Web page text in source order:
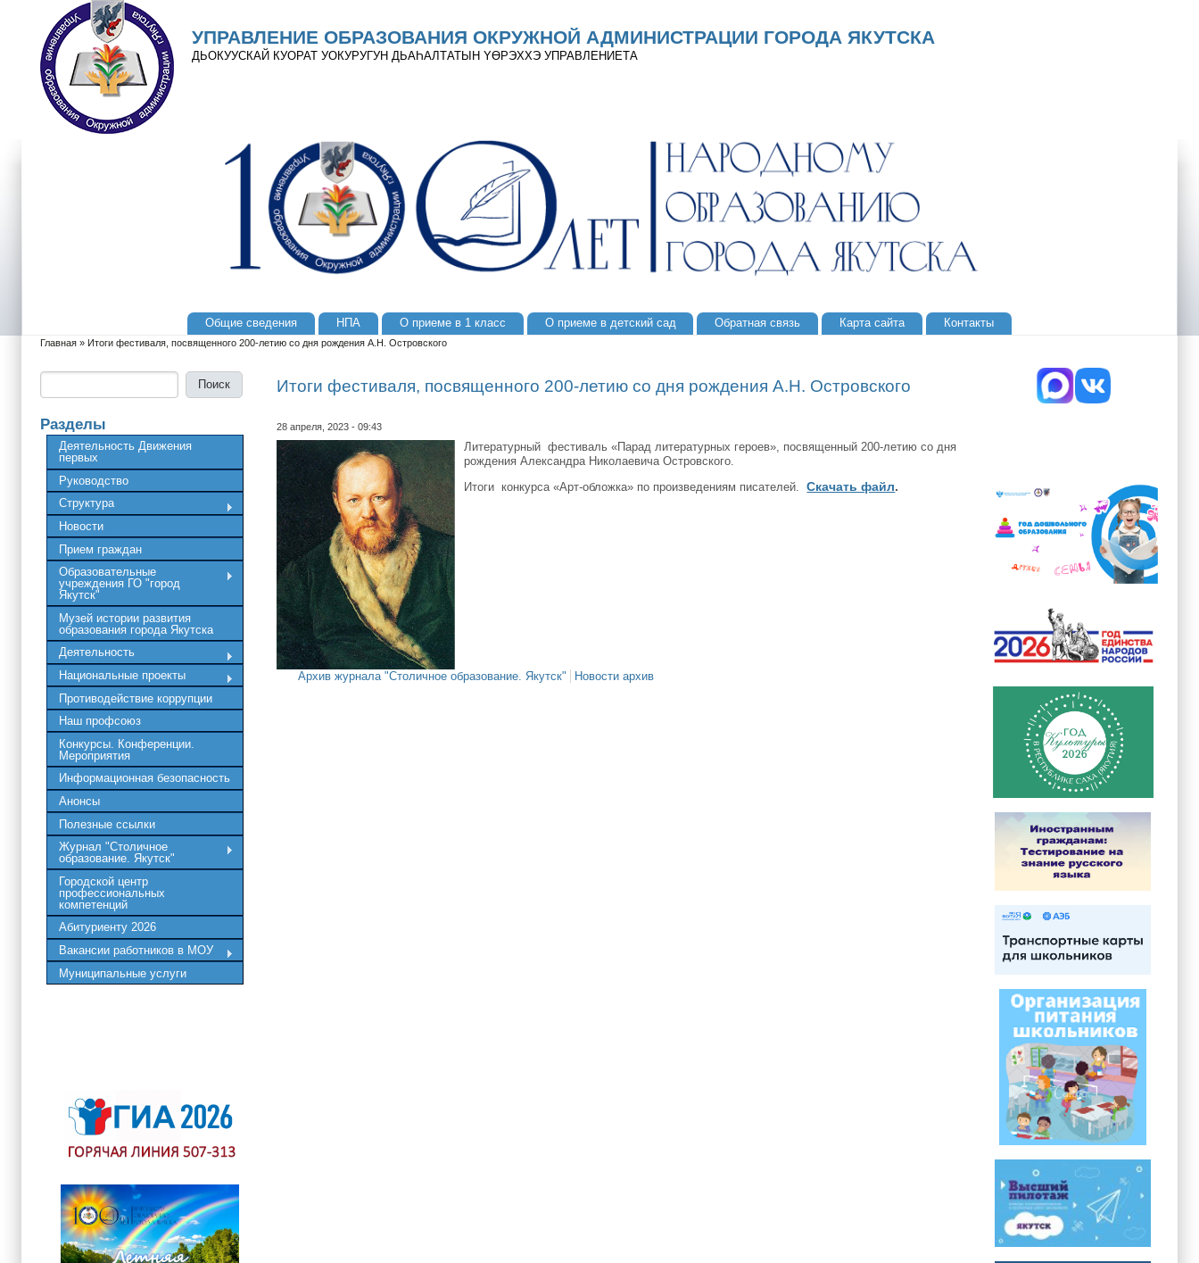
Перейти к основному содержанию
Skip to search
УПРАВЛЕНИЕ ОБРАЗОВАНИЯ ОКРУЖНОЙ АДМИНИСТРАЦИИ ГОРОДА ЯКУТСКА
ДЬОКУУСКАЙ КУОРАТ УОКУРУГУН ДЬАҺАЛТАТЫН YӨРЭХХЭ УПРАВЛЕНИЕТА
Общие сведения НПА О приеме в 1 класс О приеме в детский сад Обратная связь Карта сайта Контакты
Вы здесь
Главная » Итоги фестиваля, посвященного 200-летию со дня рождения А.Н. Островского
Разделы
Деятельность Движения
первых
Руководство
Структура
Новости
Прием граждан
Образовательные
учреждения ГО "город
Якутск"
Музей истории развития
образования города Якутска
Деятельность
Национальные проекты
Противодействие коррупции
Наш профсоюз
Конкурсы. Конференции.
Мероприятия
Информационная безопасность
Анонсы
Полезные ссылки
Журнал "Столичное
образование. Якутск"
Городской центр
профессиональных
компетенций
Абитуриенту 2026
Вакансии работников в МОУ
Муниципальные услуги
Итоги фестиваля, посвященного 200-летию со дня рождения А.Н. Островского
28 апреля, 2023 - 09:43
Литературный фестиваль «Парад литературных героев», посвященный 200-летию со дня
рождения Александра Николаевича Островского.
Итоги конкурса «Арт-обложка» по произведениям писателей.
Скачать файл.
Архив журнала "Столичное образование. Якутск" Новости архив